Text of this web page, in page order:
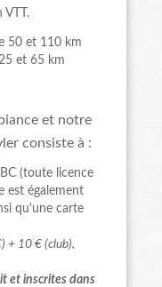
VTT.
50 et 110 km
et 65 km
et notre
consiste à :
(toute licence
est également
qu'une carte
+ 10 € (club),
et inscrites dans